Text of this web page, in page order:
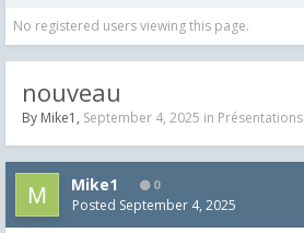
No registered users viewing this page.
nouveau
By Mike1 , September 4, 2025 in Présentations
Mike1 0
Posted September 4, 2025